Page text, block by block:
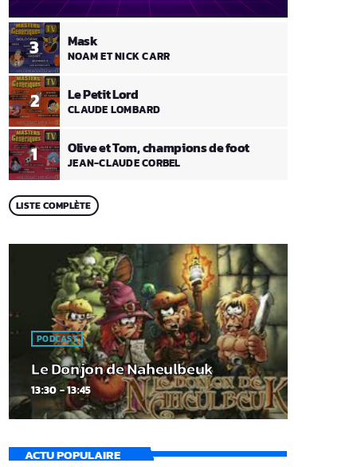
1 Olive et Tom, champions de foot
JEAN-CLAUDE CORBEL
2 Le Petit Lord
CLAUDE LOMBARD
3 Mask
NOAM ET NICK CARR
LISTE COMPLÈTE
PODCAST
Le Donjon de Naheulbeuk
13:30 - 13:45
ACTU POPULAIRE